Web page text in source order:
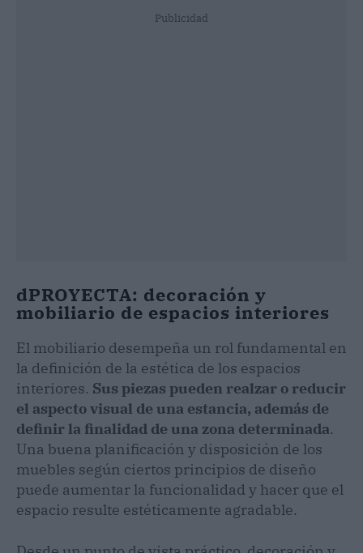
Publicidad
dPROYECTA: decoración y
mobiliario de espacios interiores
El mobiliario desempeña un rol fundamental en
la definición de la estética de los espacios
interiores. Sus piezas pueden realzar o reducir
el aspecto visual de una estancia, además de
definir la finalidad de una zona determinada.
Una buena planificación y disposición de los
muebles según ciertos principios de diseño
puede aumentar la funcionalidad y hacer que el
espacio resulte estéticamente agradable.